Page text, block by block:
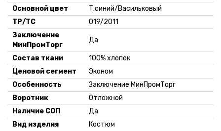
Основной цвет
Т.синий/Васильковый
ТР/ТС
019/2011
Заключение
МинПромТорг
Да
Состав ткани
100% хлопок
Ценовой сегмент
Эконом
Особенность
Заключение МинПромТорг
Воротник
Отложной
Наличие СОП
Да
Вид изделия
Костюм